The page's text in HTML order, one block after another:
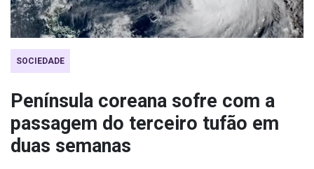
SOCIEDADE
Península coreana sofre com a
passagem do terceiro tufão em
duas semanas